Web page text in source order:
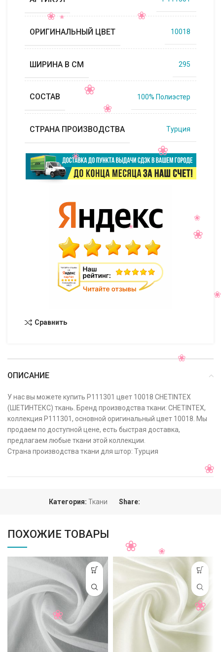
ОРИГИНАЛЬНЫЙ ЦВЕТ 10018
ШИРИНА В СМ 295
СОСТАВ 100% Полиэстер
СТРАНА ПРОИЗВОДСТВА Турция
Сравнить
ОПИСАНИЕ
У нас вы можете купить P111301 цвет 10018 CHETINTEX
(ШЕТИНТЕКС) ткань. Бренд производства ткани: CHETINTEX,
коллекция P111301, основной оригинальный цвет 10018. Мы
продаем по доступной цене, есть быстрая доставка,
предлагаем любые ткани этой коллекции.
Страна производства ткани для штор: Турция
Категория: Ткани Share:
ПОХОЖИЕ ТОВАРЫ